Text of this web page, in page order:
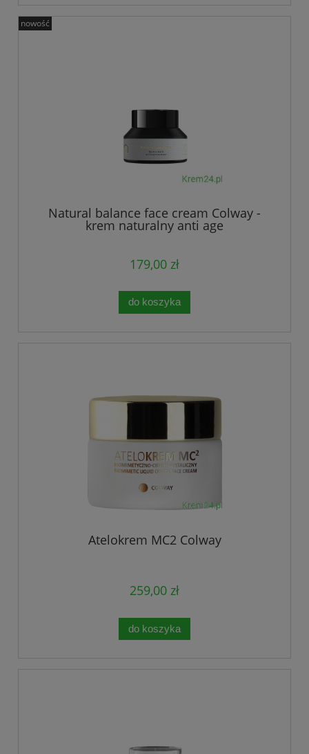
Natural balance face cream Colway -
krem naturalny anti age
179,00 zł
do koszyka
nowość
Atelokrem MC2 Colway
259,00 zł
do koszyka